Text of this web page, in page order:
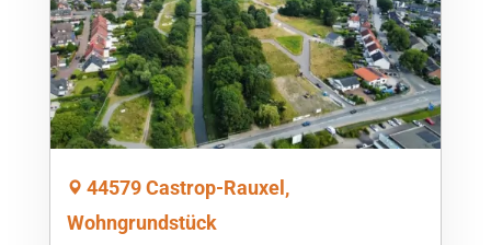
44579 Castrop-Rauxel,
Wohngrundstück